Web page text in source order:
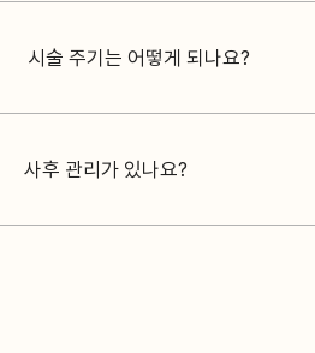
시술 주기는 어떻게 되나요?
사후 관리가 있나요?